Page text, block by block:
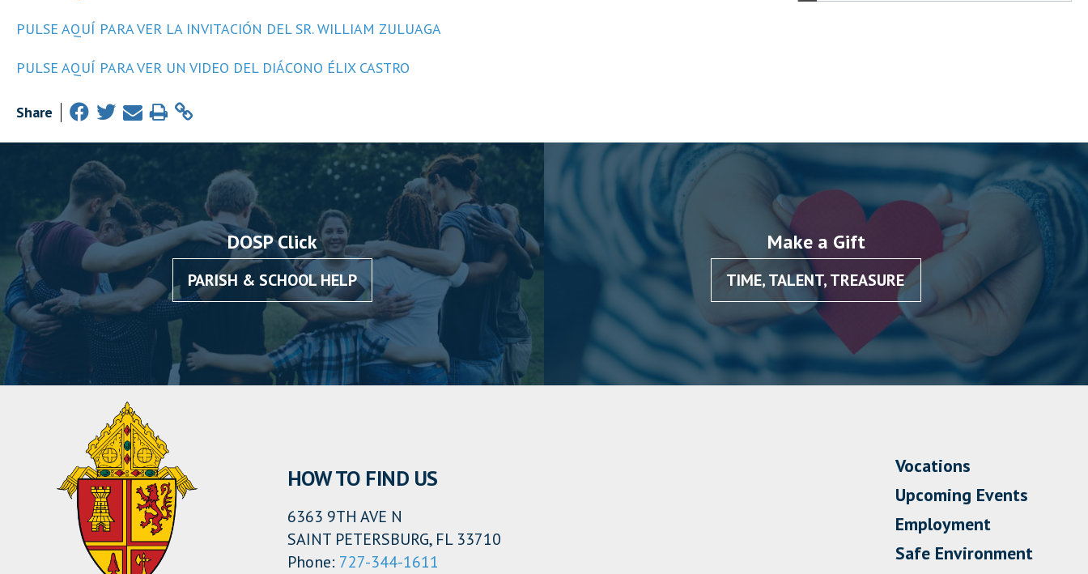
PULSE AQUÍ PARA VER LA INVITACIÓN DEL SR. WILLIAM ZULUAGA
PULSE AQUÍ PARA VER UN VIDEO DEL DIÁCONO ÉLIX CASTRO
Share
DOSP Click
PARISH & SCHOOL HELP
Make a Gift
TIME, TALENT, TREASURE
HOW TO FIND US
6363 9TH AVE N
SAINT PETERSBURG, FL 33710
Phone: 727-344-1611
Vocations
Upcoming Events
Employment
Safe Environment